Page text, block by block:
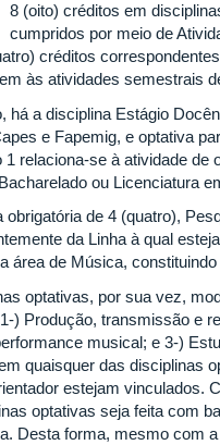
8 (oito) créditos em
cumpridos por meio de
créditos
às atividades semestrais
há a disciplina Estágio
e Fapemig, e optativa
1 relaciona-se à atividade de
ou Licenciatura
obrigatória de 4 (quatro),
da Linha à qual
área de Música,
optativas, por sua vez,
) Produção, transmissão e
musical; e 3-)
quaisquer das disciplinas
estejam vinculados.
optativas seja feita com
Desta forma, mesmo com